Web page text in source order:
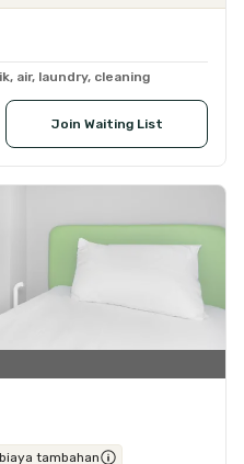
air, laundry, cleaning
Join Waiting List
tambahan